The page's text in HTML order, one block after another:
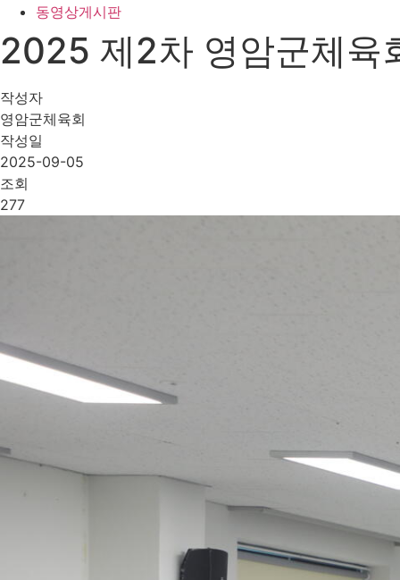
동영상게시판
2025 제2차 영암군체
작성자
영암군체육회
작성일
2025-09-05
조회
277